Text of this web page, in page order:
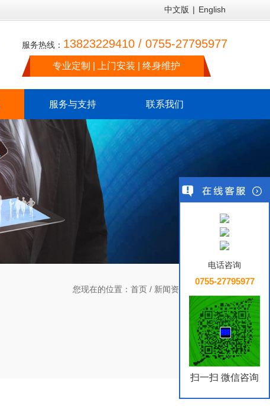
中文版 | English
服务热线： 13823229410 / 0755-27795977
专业定制 | 上门安装 | 终身维护
服务与支持 联系我们
您现在的位置： 首页 / 新闻资讯
电话咨询
0755-27795977
扫一扫 微信咨询